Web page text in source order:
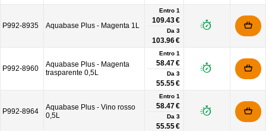
P992-8935 Aquabase Plus - Magenta 1L
Entro 1
109.43 €
Da 3
103.96 €
P992-8960
Aquabase Plus - Magenta
trasparente 0,5L
Entro 1
58.47 €
Da 3
55.55 €
P992-8964
Aquabase Plus - Vino rosso
0,5L
Entro 1
58.47 €
Da 3
55.55 €